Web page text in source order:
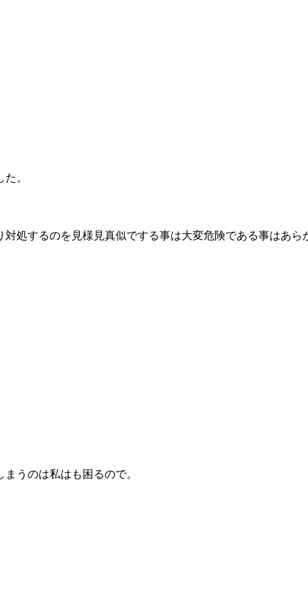
。
処するのを見様見真似でする事は大変危険である事はあら
うのは私はも困るので。